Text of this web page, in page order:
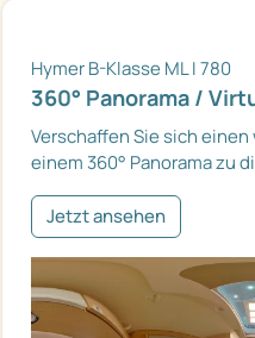
Hymer B-Klasse ML I 780
360° Panorama /
Verschaffen Sie sich
einem 360° Panorama zu
Jetzt ansehen